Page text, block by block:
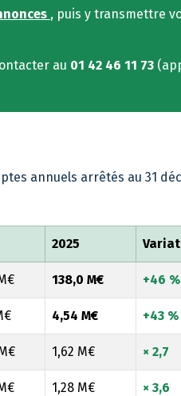
, puis y transmettre
au 01 42 46 11 73
annuels arrêtés au 31
2025
138,0 M€ +46 %
4,54 M€ +43 %
1,62 M€ × 2,7
1,28 M€ × 3,6